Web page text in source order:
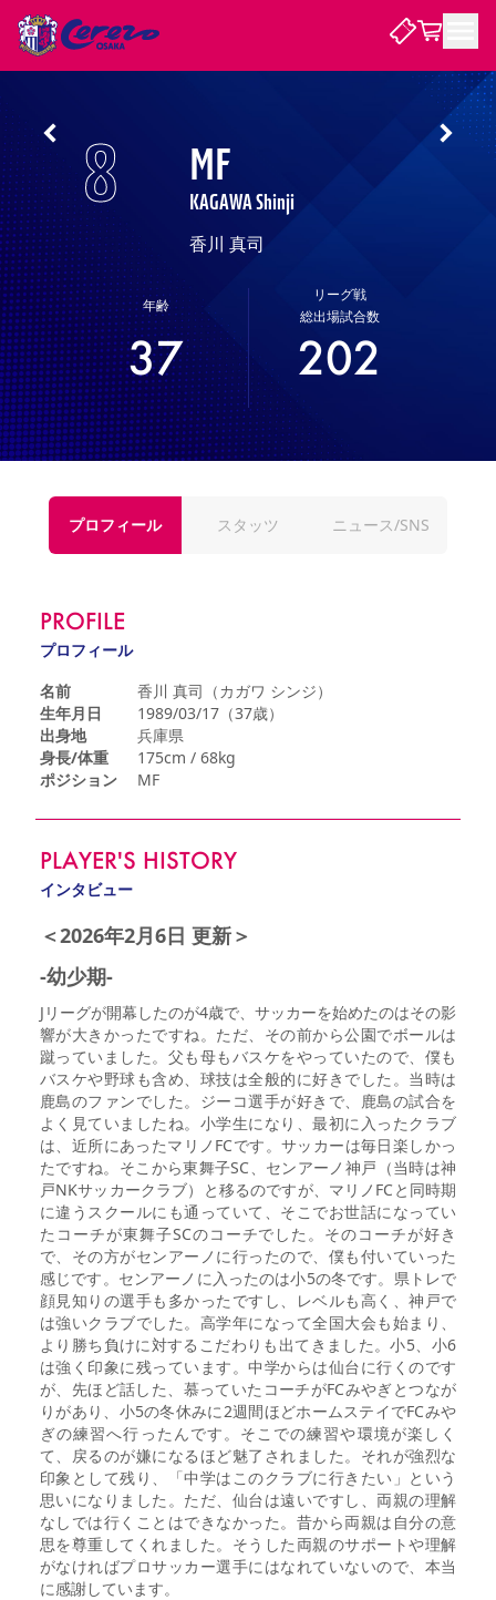
試合について
試合日程 / 結果
チームについて
選手・スタッフ スケジュール アクセス
アカデミー
ハナサカプレーヤー 歴代所属選手
観戦する
チケット
チケット情報 販売スケジュール
購入方法
シーズンシート
法人シーズンシート 福祉サービス 団体チケット
特定興行入場券 譲渡サービス リセールサービス
観戦ガイド
初めて観戦ガイド キッズ向けサービス グルメ
観戦マナー&ルール ビジターサポーター観戦ガイド
YANMAR HANASAKA STADIUM
DAZNで観戦
アウェイツアー
よくある質問
よくある質問
クラブを知る
セレッソ大阪について
クラブ紹介 沿革 シーズン記録 求人情報
サポートする
パートナー企業募集中 セレッソ大阪VISAカード
サポートスタッフ
サステナビリティ
スポーツクラブ
関連団体/施設
長居公園 セレッソフットサルパーク
セレッソスポーツパーク舞洲 YANMAR HANASAKA STADIUM
セレッソ大阪アカデミー
ファンクラブ
ファンクラブ
SAKURA SOCIO SAKURA POINT Program
招待券引換方法
ニュース
すべて チーム グッズ チケット イベント
ファンクラブ
ホームタウン
アカデミー
8 MF
KAGAWA Shinji
香川 真司
年齢
37
リーグ戦
総出場試合数
202
プロフィール スタッツ ニュース/SNS
PROFILE
プロフィール
名前
香川 真司（カガワ シンジ）
生年月日
1989/03/17（37歳）
出身地
兵庫県
身長/体重
175cm / 68kg
ポジション
MF
PLAYER'S HISTORY
インタビュー
＜2026年2月6日 更新＞
-幼少期-
Jリーグが開幕したのが4歳で、サッカーを始めたのはその影
響が大きかったですね。ただ、その前から公園でボールは
蹴っていました。父も母もバスケをやっていたので、僕も
バスケや野球も含め、球技は全般的に好きでした。当時は
鹿島のファンでした。ジーコ選手が好きで、鹿島の試合を
よく見ていましたね。小学生になり、最初に入ったクラブ
は、近所にあったマリノFCです。サッカーは毎日楽しかっ
たですね。そこから東舞子SC、センアーノ神戸（当時は神
戸NKサッカークラブ）と移るのですが、マリノFCと同時期
に違うスクールにも通っていて、そこでお世話になってい
たコーチが東舞子SCのコーチでした。そのコーチが好き
で、その方がセンアーノに行ったので、僕も付いていった
感じです。センアーノに入ったのは小5の冬です。県トレで
顔見知りの選手も多かったですし、レベルも高く、神戸で
は強いクラブでした。高学年になって全国大会も始まり、
より勝ち負けに対するこだわりも出てきました。小5、小6
は強く印象に残っています。中学からは仙台に行くのです
が、先ほど話した、慕っていたコーチがFCみやぎとつなが
りがあり、小5の冬休みに2週間ほどホームステイでFCみや
ぎの練習へ行ったんです。そこでの練習や環境が楽しく
て、戻るのが嫌になるほど魅了されました。それが強烈な
印象として残り、「中学はこのクラブに行きたい」という
思いになりました。ただ、仙台は遠いですし、両親の理解
なしでは行くことはできなかった。昔から両親は自分の意
思を尊重してくれました。そうした両親のサポートや理解
がなければプロサッカー選手にはなれていないので、本当
に感謝しています。